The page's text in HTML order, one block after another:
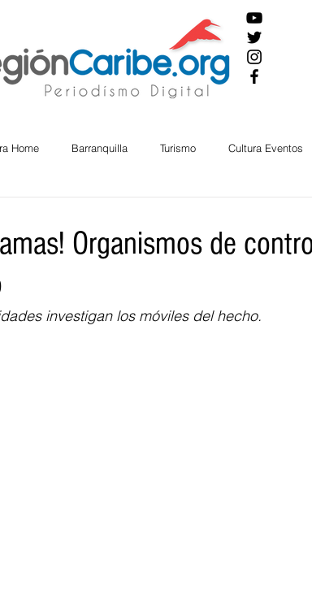
Home Barranquilla Turismo Cultura Eventos
Economía
Organismos de
investigan los móviles del hecho.